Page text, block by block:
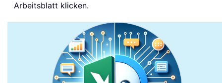
Arbeitsblatt klicken.